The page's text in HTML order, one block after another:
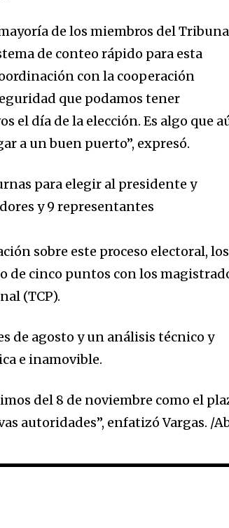
website or click
your privacy and
us.
I've read and
de los miembros del
de conteo rápido para esta
con la cooperación
que podamos tener
el día de la elección. Es algo que
a un buen puerto”, expresó.
para elegir al presidente y
y 9 representantes
sobre este proceso electoral, los
de cinco puntos con los
(TCP).
de agosto y un análisis técnico y
e inamovible.
del 8 de noviembre como el
autoridades”, enfatizó Vargas. /